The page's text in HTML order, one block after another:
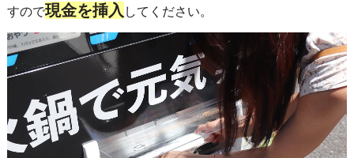
すので現金を挿入 してください。